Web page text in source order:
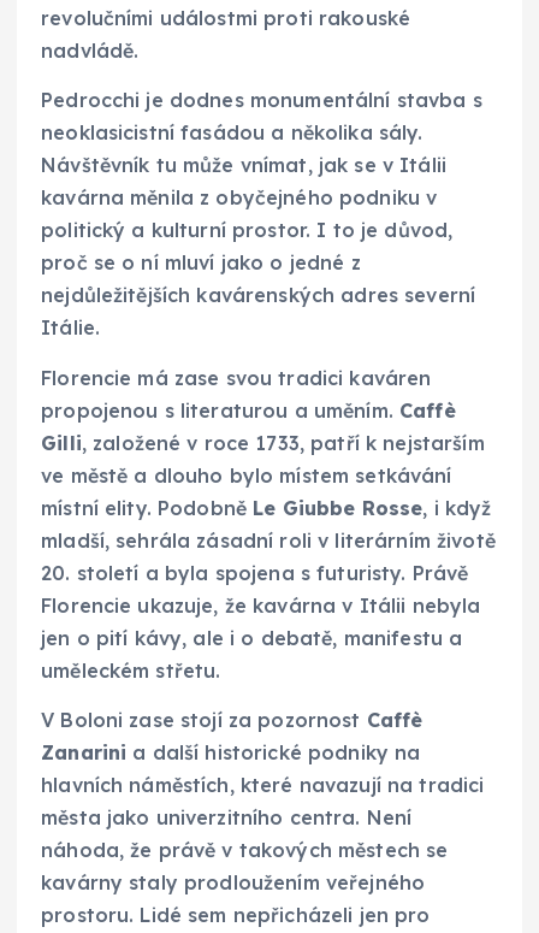
revolučními událostmi proti rakouské
nadvládě.
Pedrocchi je dodnes monumentální stavba s
neoklasicistní fasádou a několika sály.
Návštěvník tu může vnímat, jak se v Itálii
kavárna měnila z obyčejného podniku v
politický a kulturní prostor. I to je důvod,
proč se o ní mluví jako o jedné z
nejdůležitějších kavárenských adres severní
Itálie.
Florencie má zase svou tradici kaváren
propojenou s literaturou a uměním. Caffè
Gilli, založené v roce 1733, patří k nejstarším
ve městě a dlouho bylo místem setkávání
místní elity. Podobně Le Giubbe Rosse, i když
mladší, sehrála zásadní roli v literárním životě
20. století a byla spojena s futuristy. Právě
Florencie ukazuje, že kavárna v Itálii nebyla
jen o pití kávy, ale i o debatě, manifestu a
uměleckém střetu.
V Boloni zase stojí za pozornost Caffè
Zanarini a další historické podniky na
hlavních náměstích, které navazují na tradici
města jako univerzitního centra. Není
náhoda, že právě v takových městech se
kavárny staly prodloužením veřejného
prostoru. Lidé sem nepřicházeli jen pro